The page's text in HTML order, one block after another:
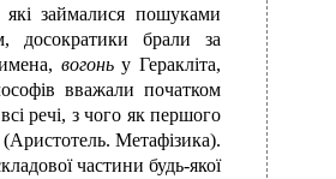
які займалися пошуками
досократики брали за
вогоньу Геракліта,
вважали початком
речі, з чого як першого
Метафізика).
частини будь-якої